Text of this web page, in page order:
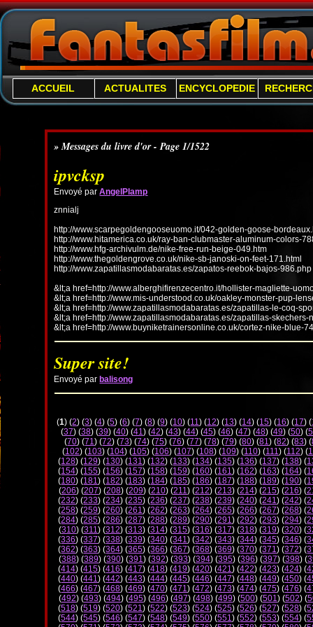
ACCUEIL ACTUALITES ENCYCLOPEDIE
» Messages du livre d'or - Page 1/1522
ipvcksp
Envoyé parAngelPlamp
znnialj
http://www.scarpegoldengooseuomo.it/042-golden-goose-
http://www.hitamerica.co.uk/ray-ban-clubmaster-aluminum-colors-
http://www.hfg-archivulm.de/nike-free-run-beige-049.htm
http://www.thegoldengrove.co.uk/nike-sb-janoski-on-feet-171.html
http://www.zapatillasmodabaratas.es/zapatos-reebok-bajos-986.php
&lt;a href=http://www.alberghifirenzecentro.it/hollister-magliette-
&lt;a href=http://www.mis-understood.co.uk/oakley-monster-pup-
&lt;a href=http://www.zapatillasmodabaratas.es/zapatillas-le-coq-
&lt;a href=http://www.zapatillasmodabaratas.es/zapatillas-
&lt;a href=http://www.buyniketrainersonline.co.uk/cortez-nike-blue-
Super site!
Envoyé par balisong
(1) (2) (3) (4) (5) (6) (7) (8) (9) (10) (11) (12) (13) (14) (15) (16) (17) (
(37) (38) (39) (40) (41) (42) (43) (44) (45) (46) (47) (48) (49) (50) (
(70) (71) (72) (73) (74) (75) (76) (77) (78) (79) (80) (81) (82) (83) (
(102) (103) (104) (105) (106) (107) (108) (109) (110) (111) (112) (
(128) (129) (130) (131) (132) (133) (134) (135) (136) (137) (138) (
(154) (155) (156) (157) (158) (159) (160) (161) (162) (163) (164) (
(180) (181) (182) (183) (184) (185) (186) (187) (188) (189) (190) (
(206) (207) (208) (209) (210) (211) (212) (213) (214) (215) (216) (
(232) (233) (234) (235) (236) (237) (238) (239) (240) (241) (242) (
(258) (259) (260) (261) (262) (263) (264) (265) (266) (267) (268) (
(284) (285) (286) (287) (288) (289) (290) (291) (292) (293) (294) (
(310) (311) (312) (313) (314) (315) (316) (317) (318) (319) (320) (
(336) (337) (338) (339) (340) (341) (342) (343) (344) (345) (346) (
(362) (363) (364) (365) (366) (367) (368) (369) (370) (371) (372) (
(388) (389) (390) (391) (392) (393) (394) (395) (396) (397) (398) (
(414) (415) (416) (417) (418) (419) (420) (421) (422) (423) (424) (
(440) (441) (442) (443) (444) (445) (446) (447) (448) (449) (450) (
(466) (467) (468) (469) (470) (471) (472) (473) (474) (475) (476) (
(492) (493) (494) (495) (496) (497) (498) (499) (500) (501) (502) (
(518) (519) (520) (521) (522) (523) (524) (525) (526) (527) (528) (
(544) (545) (546) (547) (548) (549) (550) (551) (552) (553) (554) (